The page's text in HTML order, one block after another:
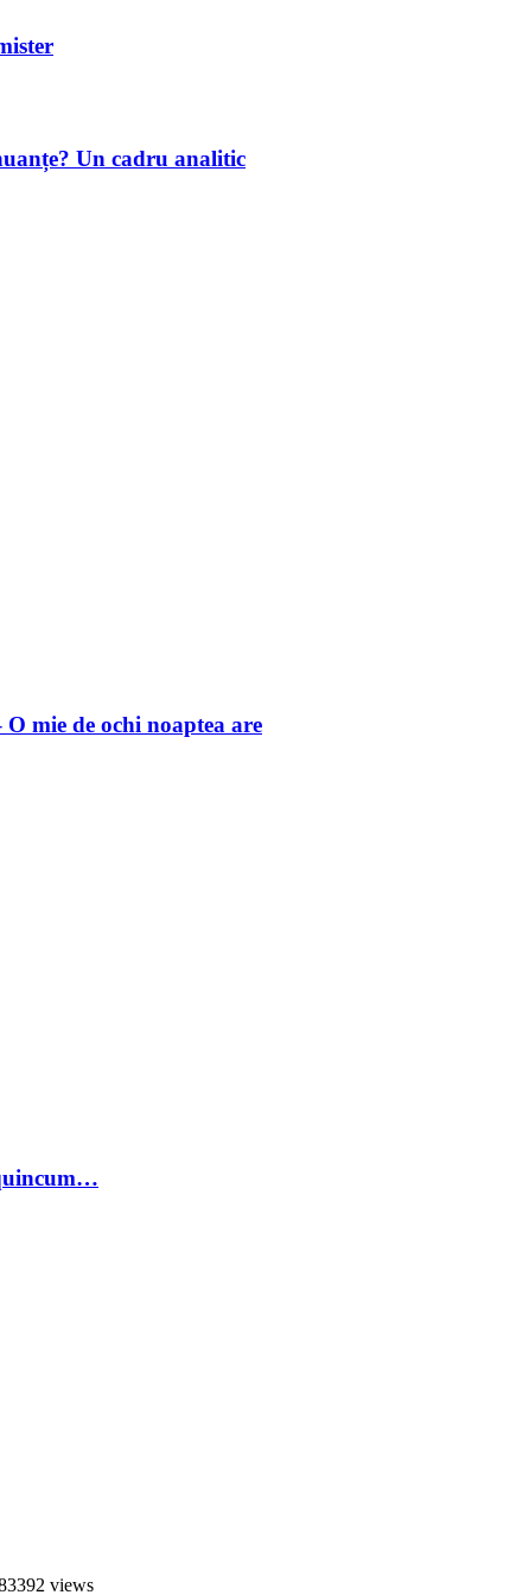
Un cadru analitic
mie de ochi noaptea are
views